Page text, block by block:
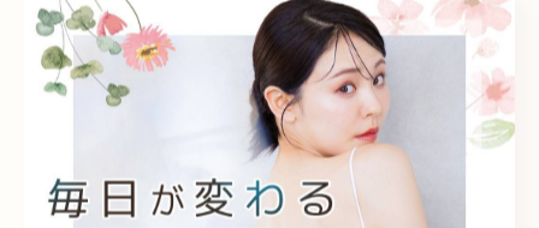
カテゴリー Categories
全てのカテゴリー
フェイシャル
脱毛